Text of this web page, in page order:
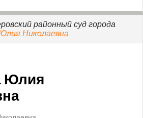
суд г. Москвы
города Москвы
города Москвы
города Москвы
районный суд города
Николаевна
Юлия